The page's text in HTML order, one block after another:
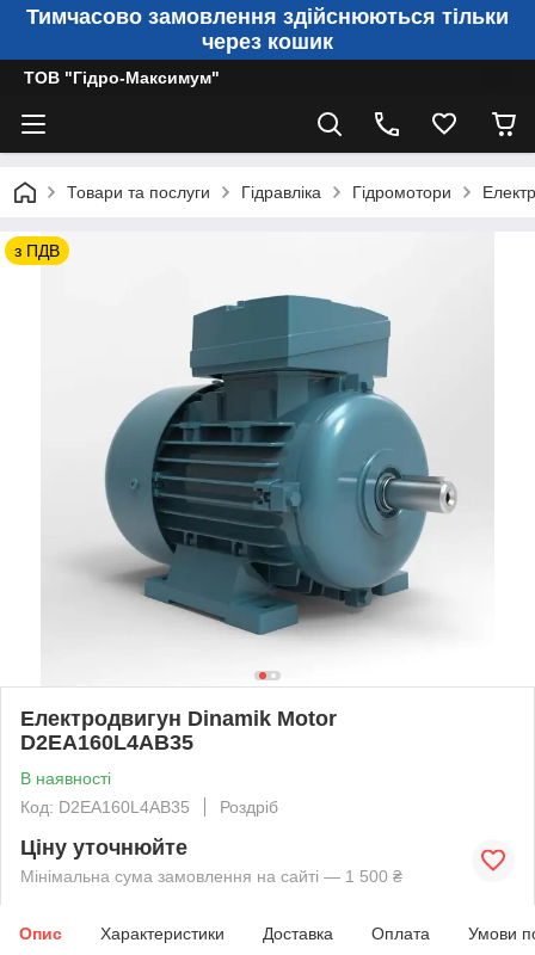
Тимчасово замовлення здійснюються тільки
через кошик
ТОВ "Гідро-Максимум"
Товари та послуги Гідравліка Гідромотори
з ПДВ
Електродвигун Dinamik Motor
D2EA160L4AB35
В наявності
Код: D2EA160L4AB35
Роздріб
Ціну уточнюйте
Мінімальна сума замовлення на сайті — 1 500 ₴
Опис Характеристики Доставка Оплата Умови